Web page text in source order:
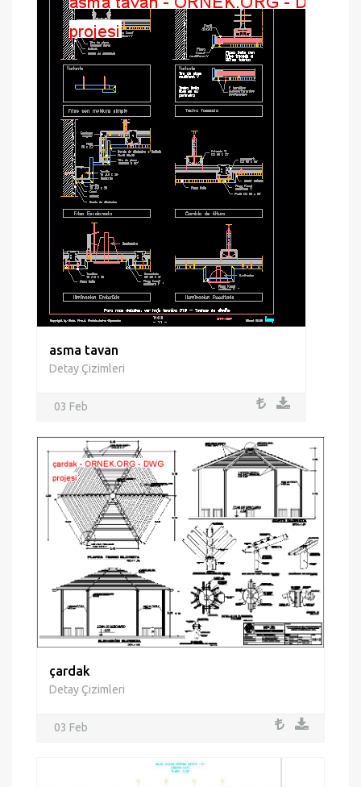
asma tavan
Detay Çizimleri
03 Feb
çardak
Detay Çizimleri
03 Feb